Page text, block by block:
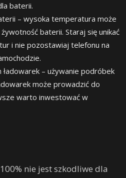
baterii.
– wysoka temperatura może
baterii. Staraj się unikać
i nie pozostawiaj telefonu na
– używanie podróbek
może prowadzić do
warto inwestować w
nie jest szkodliwe dla